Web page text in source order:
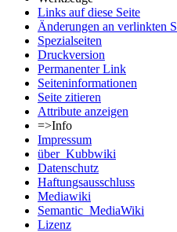
Links auf diese Seite
Änderungen an verlinkten
Spezialseiten
Druckversion
Permanenter Link
Seiten­informationen
Seite zitieren
Attribute anzeigen
=>Info
Impressum
über_Kubbwiki
Datenschutz
Haftungsausschluss
Mediawiki
Semantic_MediaWiki
Lizenz